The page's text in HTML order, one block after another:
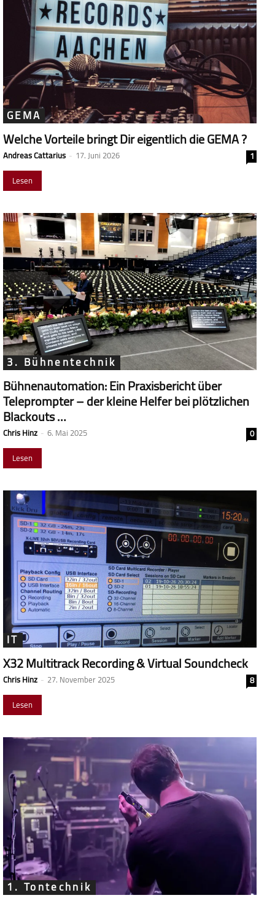
GEMA
Welche Vorteile bringt Dir eigentlich die GEMA ?
Andreas Cattarius - 17. Juni 2026
1
Lesen
3. Bühnentechnik
Bühnenautomation: Ein Praxisbericht über
Teleprompter – der kleine Helfer bei plötzlichen
Blackouts …
Chris Hinz - 6. Mai 2025
0
Lesen
IT
X32 Multitrack Recording & Virtual Soundcheck
Chris Hinz - 27. November 2025
8
Lesen
1. Tontechnik